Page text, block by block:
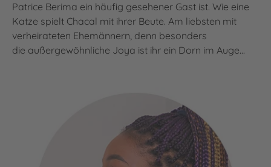
Patrice Berima ein häufig gesehener Gast ist. Wie eine
Katze spielt Chacal mit ihrer Beute. Am liebsten mit
verheirateten Ehemännern, denn besonders
die außergewöhnliche Joya ist ihr ein Dorn im Auge...